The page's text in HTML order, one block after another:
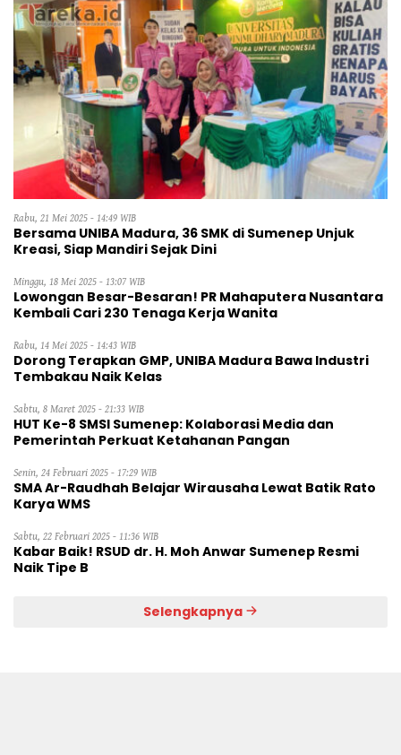
Rabu, 21 Mei 2025 - 14:49 WIB
Bersama UNIBA Madura, 36 SMK di Sumenep Unjuk
Kreasi, Siap Mandiri Sejak Dini
Minggu, 18 Mei 2025 - 13:07 WIB
Lowongan Besar-Besaran! PR Mahaputera Nusantara
Kembali Cari 230 Tenaga Kerja Wanita
Rabu, 14 Mei 2025 - 14:43 WIB
Dorong Terapkan GMP, UNIBA Madura Bawa Industri
Tembakau Naik Kelas
Sabtu, 8 Maret 2025 - 21:33 WIB
HUT Ke-8 SMSI Sumenep: Kolaborasi Media dan
Pemerintah Perkuat Ketahanan Pangan
Senin, 24 Februari 2025 - 17:29 WIB
SMA Ar-Raudhah Belajar Wirausaha Lewat Batik Rato
Karya WMS
Sabtu, 22 Februari 2025 - 11:36 WIB
Kabar Baik! RSUD dr. H. Moh Anwar Sumenep Resmi
Naik Tipe B
Selengkapnya